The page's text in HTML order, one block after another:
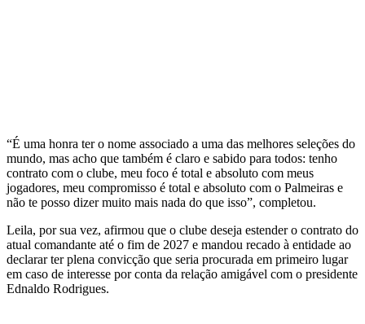
“É uma honra ter o nome associado a uma das melhores seleções do
mundo, mas acho que também é claro e sabido para todos: tenho
contrato com o clube, meu foco é total e absoluto com meus
jogadores, meu compromisso é total e absoluto com o Palmeiras e
não te posso dizer muito mais nada do que isso”, completou.
Leila, por sua vez, afirmou que o clube deseja estender o contrato do
atual comandante até o fim de 2027 e mandou recado à entidade ao
declarar ter plena convicção que seria procurada em primeiro lugar
em caso de interesse por conta da relação amigável com o presidente
Ednaldo Rodrigues.